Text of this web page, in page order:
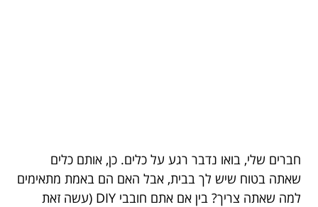
חברים שלי, בואו נדבר רגע על כלים. כן, אותם כלים
שאתה בטוח שיש לך בבית, אבל האם הם באמת מתאימים
למה שאתה צריך? בין אם אתם חובבי DIY (עשה זאת